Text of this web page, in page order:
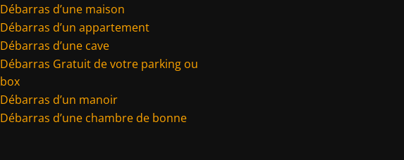
Débarras d’une maison
Débarras d’un appartement
Débarras d’une cave
Débarras Gratuit de votre parking ou
box
Débarras d’un manoir
Débarras d’une chambre de bonne